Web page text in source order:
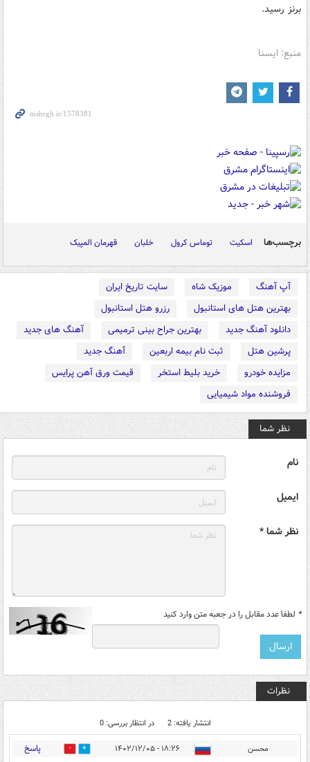
برنز رسید.
منبع: ایسنا
برچسب‌ها اسکیت توماس کرول خلبان قهرمان المپیک
آپ آهنگ موزیک شاه
سایت تاریخ ایران
بهترین هتل های استانبول
رزرو هتل استانبول
دانلود آهنگ جدید
بهترین جراح بینی ترمیمی
آهنگ های جدید
پرشین هتل
ثبت نام بیمه اربعین
آهنگ جدید
مزایده خودرو
خرید بلیط استخر
قیمت ورق آهن پرایس
فروشنده مواد شیمیایی
نظر شما
نام
ایمیل
نظر شما *
* لطفا عدد مقابل را در جعبه متن وارد کنید
نظرات
انتشار یافته: 2 در انتظار بررسی: 0
محسن ۱۸:۲۶ - ۱۴۰۲/۱۲/۰۵ 2 پاسخ